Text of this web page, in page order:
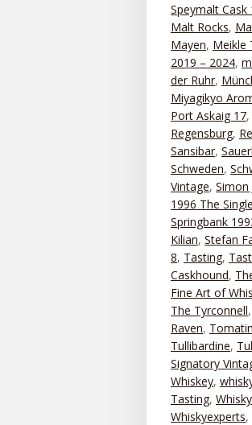
Speymalt
Malt Rocks,
Mayen, Meikle
2019 – 2024,
der Ruhr,
Miyagikyo
Port Askaig 17,
Regensburg,
Sansibar,
Schweden,
Vintage, Simon
1996 The
Springbank
Kilian, Stefan
8, Tasting,
Caskhound,
Fine Art of
The Tyrconnell,
Raven,
Tullibardine,
Signatory
Whiskey,
Tasting,
Whiskyexperts,